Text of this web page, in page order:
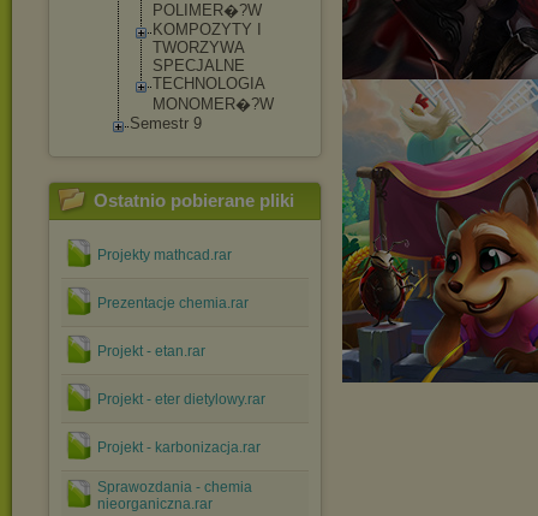
POLIMER�?W
KOMPOZYTY I
TWORZYWA
SPECJALNE
TECHNOLOGIA
MONOMER�?W
Semestr 9
Ostatnio pobierane pliki
Projekty mathcad.rar
Prezentacje chemia.rar
Projekt - etan.rar
Projekt - eter dietylowy.rar
Projekt - karbonizacja.rar
Sprawozdania - chemia
nieorganiczna.rar